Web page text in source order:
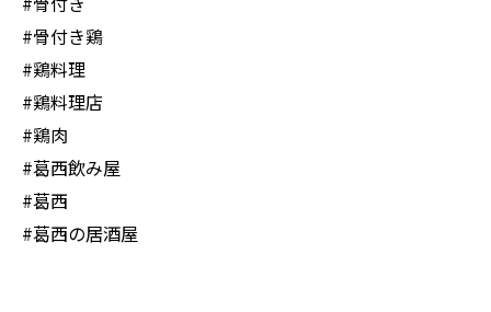
#骨付き鶏
#鶏料理
#鶏料理店
#鶏肉
#葛西飲み屋
#葛西
#葛西の居酒屋